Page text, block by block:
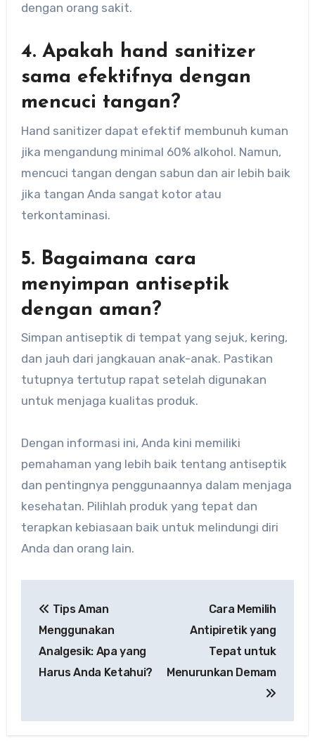
dengan orang sakit.
4. Apakah hand sanitizer
sama efektifnya dengan
mencuci tangan?
Hand sanitizer dapat efektif membunuh kuman
jika mengandung minimal 60% alkohol. Namun,
mencuci tangan dengan sabun dan air lebih baik
jika tangan Anda sangat kotor atau
terkontaminasi.
5. Bagaimana cara
menyimpan antiseptik
dengan aman?
Simpan antiseptik di tempat yang sejuk, kering,
dan jauh dari jangkauan anak-anak. Pastikan
tutupnya tertutup rapat setelah digunakan
untuk menjaga kualitas produk.
Dengan informasi ini, Anda kini memiliki
pemahaman yang lebih baik tentang antiseptik
dan pentingnya penggunaannya dalam menjaga
kesehatan. Pilihlah produk yang tepat dan
terapkan kebiasaan baik untuk melindungi diri
Anda dan orang lain.
navigation
Tips Aman
Menggunakan
Analgesik: Apa yang
Harus Anda Ketahui?
Cara Memilih
Antipiretik yang
Tepat untuk
Menurunkan Demam